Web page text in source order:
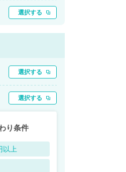
選択する
選択する
選択する
り条件
以上